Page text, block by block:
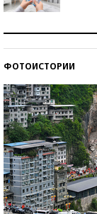
ФОТОИСТОРИИ